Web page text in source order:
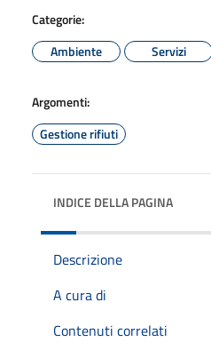
Categorie:
Ambiente
Servizi
Argomenti:
Gestione rifiuti
INDICE DELLA PAGINA
Descrizione
A cura di
Contenuti correlati